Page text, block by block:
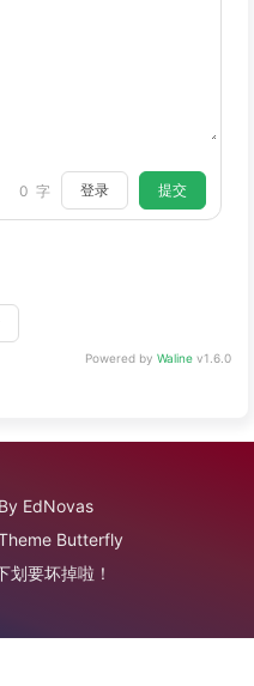
0 字 登录 提交
Powered by Waline v1.6.0
EdNovas
Butterfly
划要坏掉啦！